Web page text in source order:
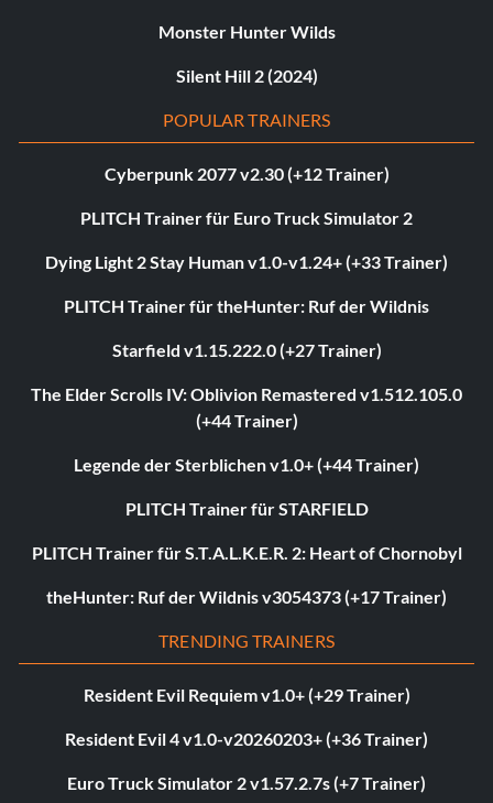
Monster Hunter Wilds
Silent Hill 2 (2024)
POPULAR TRAINERS
Cyberpunk 2077 v2.30 (+12 Trainer)
PLITCH Trainer für Euro Truck Simulator 2
Dying Light 2 Stay Human v1.0-v1.24+ (+33 Trainer)
PLITCH Trainer für theHunter: Ruf der Wildnis
Starfield v1.15.222.0 (+27 Trainer)
The Elder Scrolls IV: Oblivion Remastered v1.512.105.0
(+44 Trainer)
Legende der Sterblichen v1.0+ (+44 Trainer)
PLITCH Trainer für STARFIELD
PLITCH Trainer für S.T.A.L.K.E.R. 2: Heart of Chornobyl
theHunter: Ruf der Wildnis v3054373 (+17 Trainer)
TRENDING TRAINERS
Resident Evil Requiem v1.0+ (+29 Trainer)
Resident Evil 4 v1.0-v20260203+ (+36 Trainer)
Euro Truck Simulator 2 v1.57.2.7s (+7 Trainer)